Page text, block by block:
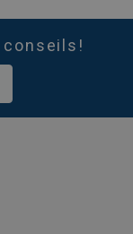
conseils!